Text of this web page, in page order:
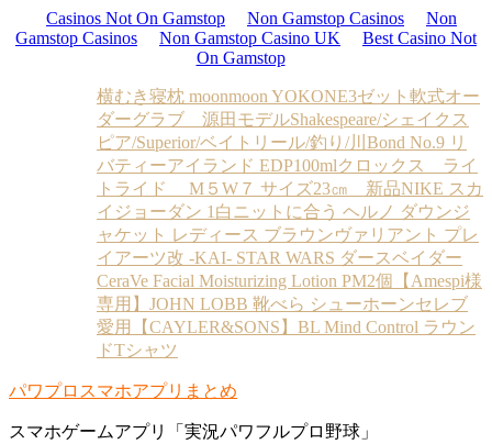
Casinos Not On Gamstop Non Gamstop Casinos
Non
Gamstop Casinos
Non Gamstop Casino UK
Best Casino Not
On Gamstop
横むき寝枕 moonmoon YOKONE3ゼット軟式オー
ダーグラブ 源田モデルShakespeare/シェイクス
ピア/Superior/ベイトリール/釣り/川 Bond No.9 リ
バティーアイランド EDP100mlクロックス ライ
トライド M５W７ サイズ23㎝ 新品NIKE スカ
イジョーダン 1 白ニットに合う ヘルノ ダウンジ
ャケット レディース ブラウンヴァリアント プレ
イアーツ改 -KAI- STAR WARS ダースベイダー
CeraVe Facial Moisturizing Lotion PM2個
【Amespi様
専用】JOHN LOBB 靴べら シューホーンセレブ
愛用【CAYLER&SONS】BL Mind Control ラウン
ドTシャツ
パワプロスマホアプリまとめ
スマホゲームアプリ「実況パワフルプロ野球」